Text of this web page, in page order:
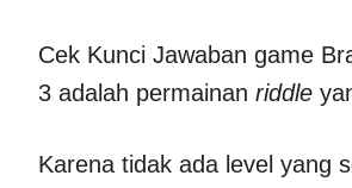
Cek Kunci Jawaban game
3 adalah permainan riddle
Karena tidak ada level yang